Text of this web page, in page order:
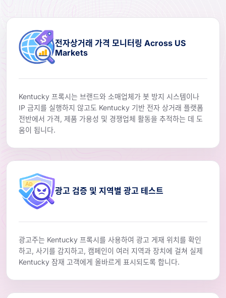
전자상거래 가격 모니터링 Across US
Markets
Kentucky 프록시는 브랜드와 소매업체가 봇 방지 시스템이나
IP 금지를 실행하지 않고도 Kentucky 기반 전자 상거래 플랫폼
전반에서 가격, 제품 가용성 및 경쟁업체 활동을 추적하는 데 도
움이 됩니다.
광고 검증 및 지역별 광고 테스트
광고주는 Kentucky 프록시를 사용하여 광고 게재 위치를 확인
하고, 사기를 감지하고, 캠페인이 여러 지역과 장치에 걸쳐 실제
Kentucky 잠재 고객에게 올바르게 표시되도록 합니다.